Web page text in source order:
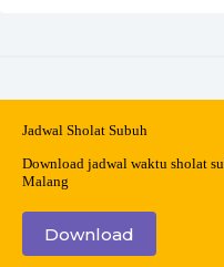
Jadwal Sholat Subuh
Download jadwal waktu sholat
Malang
Download